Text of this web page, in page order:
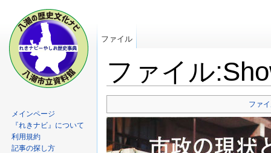
ファイル
ファ
ファイル
メインページ
『れきナビ』について
利用規約
記事の探し方